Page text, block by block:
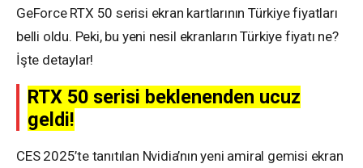
GeForce RTX 50 serisi ekran kartlarının Türkiye fiyatları
belli oldu. Peki, bu yeni nesil ekranların Türkiye fiyatı ne?
İşte detaylar!
RTX 50 serisi beklenenden ucuz
geldi!
CES 2025’te tanıtılan Nvidia’nın yeni amiral gemisi ekran